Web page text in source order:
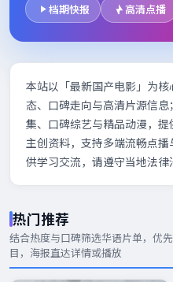
档期快报 高清点播
本站以「最新国产电影」为
态、口碑走向与高清片源信
集、口碑综艺与精品动漫，
主创资料，支持多端流畅点
供学习交流，请遵守当地法律
热门推荐
结合热度与口碑筛选华语片单，优
目，海报直达详情或播放